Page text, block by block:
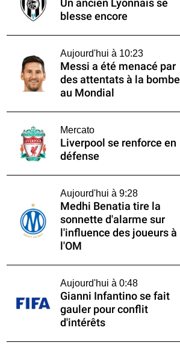
Un ancien Lyonnais se
blesse encore
Aujourd'hui à 10:23
Messi a été menacé par
des attentats à la bombe
au Mondial
Mercato
Liverpool se renforce en
défense
Aujourd'hui à 9:28
Medhi Benatia tire la
sonnette d'alarme sur
l'influence des joueurs à
l'OM
Aujourd'hui à 0:48
Gianni Infantino se fait
gauler pour conflit
d'intérêts